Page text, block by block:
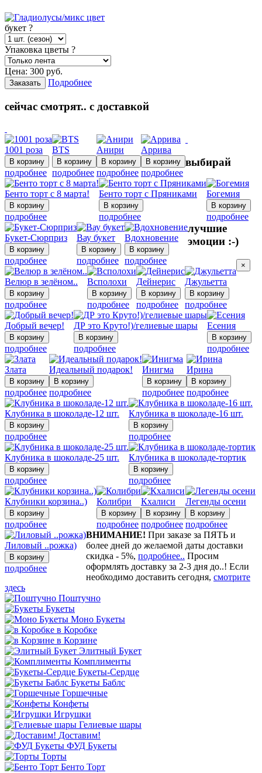
букет ?
Упаковка цветы ?
Цена: 300 руб.
Заказать Подробнее
сейчас смотрят.. с доставкой
1001 роза
подробнее
BTS
подробнее
Анири
подробнее
Аррива
подробнее
Бенто торт с 8 марта!
подробнее
Бенто торт с Пряниками
подробнее
Богемия
подробнее
Букет-Сюрприз
подробнее
Вау букет
подробнее
Вдохновение
подробнее
Велюр в зелёном..
подробнее
Всполохи
подробнее
Дейнерис
подробнее
Джульетта
подробнее
Добрый вечер!
подробнее
ДР это Круто!)/гелиевые шары
подробнее
Есения
подробнее
Злата
подробнее
Идеальный подарок!
подробнее
Инигма
подробнее
Ирина
подробнее
Клубника в шоколаде-12 шт.
подробнее
Клубника в шоколаде-16 шт.
подробнее
Клубника в шоколаде-25 шт.
подробнее
Клубника в шоколаде-тортик
подробнее
Клубники корзина..)
подробнее
Колибри
подробнее
Кхалиси
подробнее
Легенды осени
подробнее
Лиловый ..рожка)
подробнее
выбирай
лучшие
эмоции :-)
×
ВНИМАНИЕ! При заказе за ПЯТЬ и
более дней до желаемой даты доставки
скидка - 5%, подробнее.. Просим
оформлять доставку за 2-3 дня до..! Если
необходимо доставить сегодня, смотрите
здесь
Поштучно
Букеты
Моно Букеты
в Коробке
в Корзине
Элитный Букет
Комплименты
Букеты-Сердце
Букеты Баблс
Горшечные
Конфеты
Игрушки
Гелиевые шары
Доставим!
ФУД Букеты
Торты
Бенто Торт